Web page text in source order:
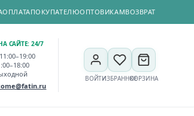
ОПЛАТАПОКУПАТЕЛЮОПТОВИКАМВОЗВРАТ
САЙТЕ: 24/7
11:00–19:00
ВОЙТИИЗБРАННОЕКОРЗИНА